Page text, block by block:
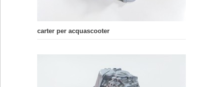
carter per acquascooter